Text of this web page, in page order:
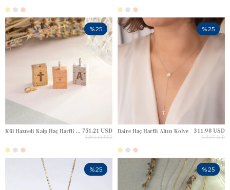
Kül Hazneli Kalp Haç Harfli Altın Kolye 751.21 USD
1,001.61 USD
%25
Daire Haç Harfli Altın Kolye 311.98 USD
415.97 USD
%25
%25 %25